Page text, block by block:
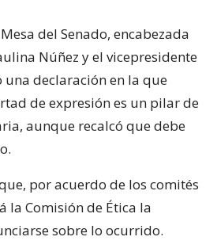
del Senado, encabezada
Núñez y el vicepresidente
declaración en la que
de expresión es un pilar de
aunque recalcó que debe
por acuerdo de los comités
la Comisión de Ética la
sobre lo ocurrido.